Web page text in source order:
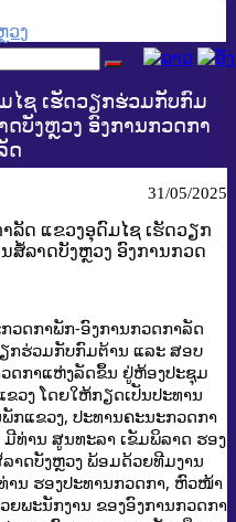
ວງ
ໄຊ ເຮັດວຽກຮ່ວມກັບກົມ
ບັງຫຼວງ ອົງການກວດກາ
ດ
31/05/2025
ວດກາພັກ-ອົງການກວດກາລັດ
ກຮ່ວມກັບກົມຕ້ານ ແລະ ສອບ
ດກາແຫ່ງລັດຂຶ້ນ ຢູ່ຫ້ອງປະຊຸມ
ວງ ໂດຍໃຫ້ກຽດເປັນປະທານ
ກແຂວງ, ປະທານຄະນະກວດກາ
ທ່ານ ສູນທະລາ ເຂັມພິລາດ ຮອງ
ດບັງຫຼວງ ພ້ອມດ້ວຍທີມງານ
ານ ຮອງປະທານກວດກາ, ຫົວໜ້າ
ພະນັກງານ ຂອງອົງການກວດກາ